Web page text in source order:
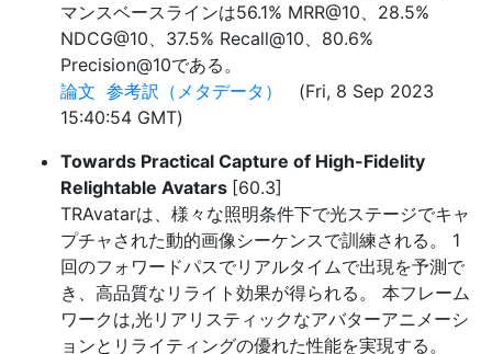
マンスベースラインは56.1% MRR@10、28.5%
NDCG@10、37.5% Recall@10、80.6%
Precision@10である。
論文 参考訳（メタデータ）
(Fri, 8 Sep 2023
15:40:54 GMT)
Towards Practical Capture of High-Fidelity
Relightable Avatars [60.3]
TRAvatarは、様々な照明条件下で光ステージでキャ
プチャされた動的画像シーケンスで訓練される。 1
回のフォワードパスでリアルタイムで出現を予測で
き、高品質なリライト効果が得られる。 本フレーム
ワークは,光リアリスティックなアバターアニメーシ
ョンとリライティングの優れた性能を実現する。